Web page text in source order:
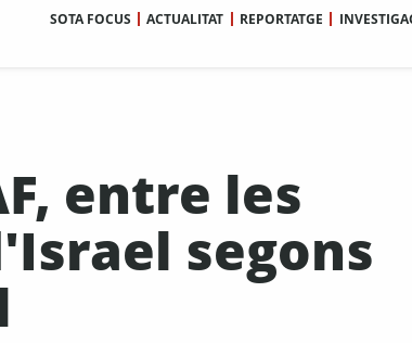
SOTA FOCUS ACTUALITAT REPORTATGE
entre les
segons